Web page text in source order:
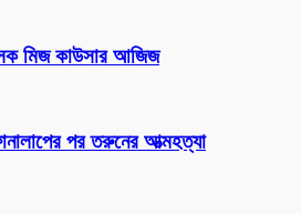
মিজ কাউসার আজিজ
পর তরুনের আত্মহত্যা